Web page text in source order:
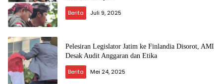
Berita Juli 9, 2025
Pelesiran Legislator Jatim ke Finlandia Disorot, AMI
Desak Audit Anggaran dan Etika
Berita Mei 24, 2025